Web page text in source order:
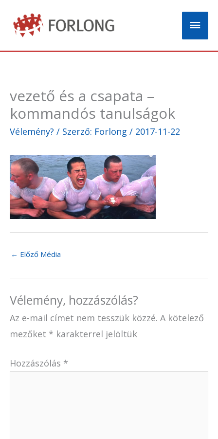
content
Main
vezető és a csapata –
kommandós tanulságok
Vélemény? / Szerző: Forlong / 2017-11-22
← Előző Média
Vélemény, hozzászólás?
Az e-mail címet nem tesszük közzé. A kötelező
mezőket * karakterrel jelöltük
Hozzászólás *